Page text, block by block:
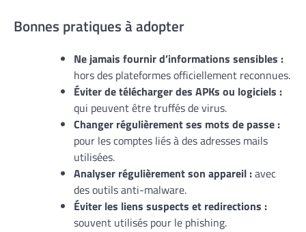
Bonnes pratiques à adopter
Ne jamais fournir d’informations sensibles :
hors des plateformes officiellement reconnues.
Éviter de télécharger des APKs ou logiciels :
qui peuvent être truffés de virus.
Changer régulièrement ses mots de passe :
pour les comptes liés à des adresses mails
utilisées.
Analyser régulièrement son appareil :avec
des outils anti-malware.
Éviter les liens suspects et redirections :
souvent utilisés pour le phishing.